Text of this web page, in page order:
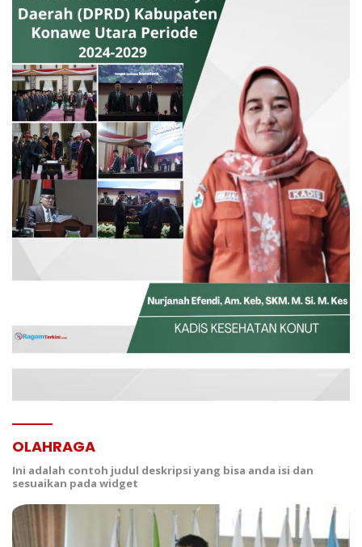
OLAHRAGA
Ini adalah contoh judul deskripsi yang bisa anda isi dan
sesuaikan pada widget